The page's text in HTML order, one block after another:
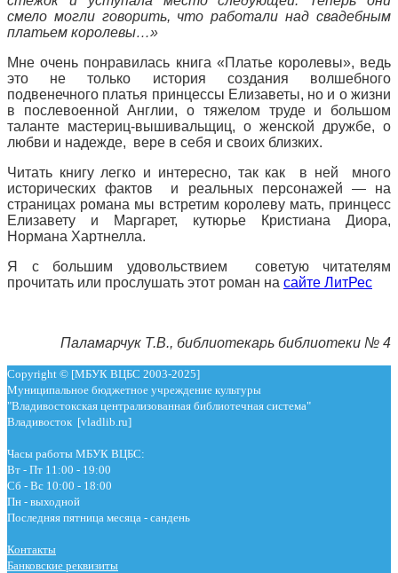
смело могли говорить, что работали над свадебным
платьем королевы…»
Мне очень понравилась книга «Платье королевы», ведь
это не только история создания волшебного
подвенечного платья принцессы Елизаветы, но и о жизни
в послевоенной Англии, о тяжелом труде и большом
таланте мастериц-вышивальщиц, о женской дружбе, о
любви и надежде, вере в себя и своих близких.
Читать книгу легко и интересно, так как в ней много
исторических фактов и реальных персонажей — на
страницах романа мы встретим королеву мать, принцесс
Елизавету и Маргарет, кутюрье Кристиана Диора,
Нормана Хартнелла.
Я с большим удовольствием советую читателям
прочитать или прослушать этот роман на сайте ЛитРес
Паламарчук Т.В., библиотекарь библиотеки № 4
Copyright © [МБУК ВЦБС 2003-2025]
Муниципальное бюджетное учреждение культуры
"Владивостокская централизованная библиотечная система"
Владивосток [vladlib.ru]
Часы работы МБУК ВЦБС:
Вт - Пт 11:00 - 19:00
Сб - Вс 10:00 - 18:00
Пн - выходной
Последняя пятница месяца - сандень
Контакты
Банковские реквизиты